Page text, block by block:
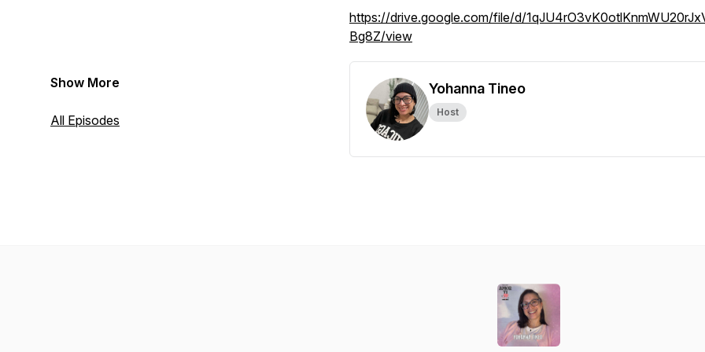
Show More
All Episodes
https://drive.google.com/file/d/
Bg8Z/view
Yohanna Tineo
Host